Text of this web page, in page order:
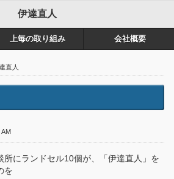
伊達直人
上毎の取り組み 会社概要
直人
所にランドセル10個が、「伊達直人」を
を